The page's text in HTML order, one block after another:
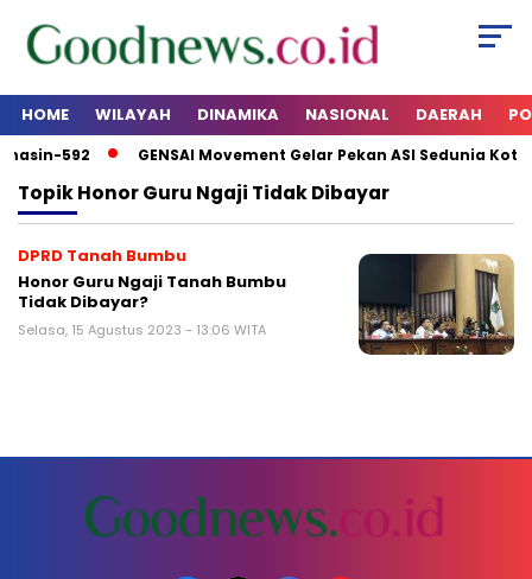
HOME WILAYAH DINAMIKA NASIONAL DAERAH
592 GENSAI Movement Gelar Pekan ASI Sedunia
TopikHonor Guru Ngaji Tidak Dibayar
DPRD Tanah Bumbu
Honor Guru Ngaji Tanah Bumbu
Tidak Dibayar?
Selasa, 15 Agustus 2023 - 13:06 WITA